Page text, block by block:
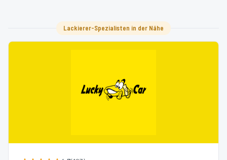
Lackierer-Spezialisten in der Nähe